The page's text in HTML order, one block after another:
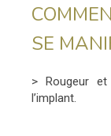
SE
> Rougeur
l’implant.